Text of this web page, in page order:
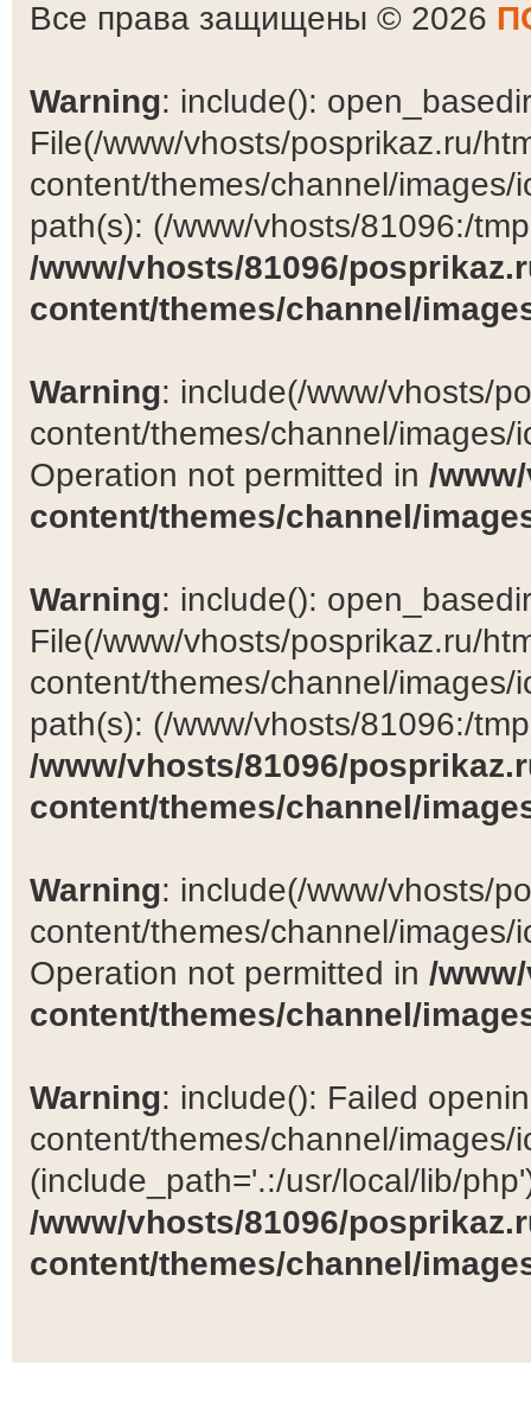
Все права защищены © 2026
Warning: include():
File(/www/vhosts/posprikaz.ru/
content/themes/channel/
path(s): (/www/vhosts/81096:/
/www/vhosts/81096/
content/themes/channel/
Warning: include(/www/vhosts/
content/themes/channel/
Operation not permitted in /
content/themes/channel/
Warning: include():
File(/www/vhosts/posprikaz.ru/
content/themes/channel/
path(s): (/www/vhosts/81096:/
/www/vhosts/81096/
content/themes/channel/
Warning: include(/www/vhosts/
content/themes/channel/
Operation not permitted in /
content/themes/channel/
Warning: include(): Failed
content/themes/channel/images/
(include_path='.:/usr/local/lib/
/www/vhosts/81096/
content/themes/channel/